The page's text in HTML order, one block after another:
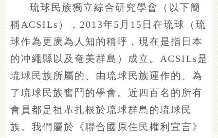
琉球民族獨立綜合研究學會（以下簡
稱ACSILs），2013年5月15日在琉球（琉
球作為更廣為人知的稱呼，現在是指日本
的冲繩縣以及奄美群島）成立。ACSILs是
琉球民族所屬的、由琉球民族運作的、為
了琉球民族奮鬥的學會。近四百名的所有
會員都是祖輩扎根於琉球群島的琉球民
族。我們屬於《聯合國原住民權利宣言》